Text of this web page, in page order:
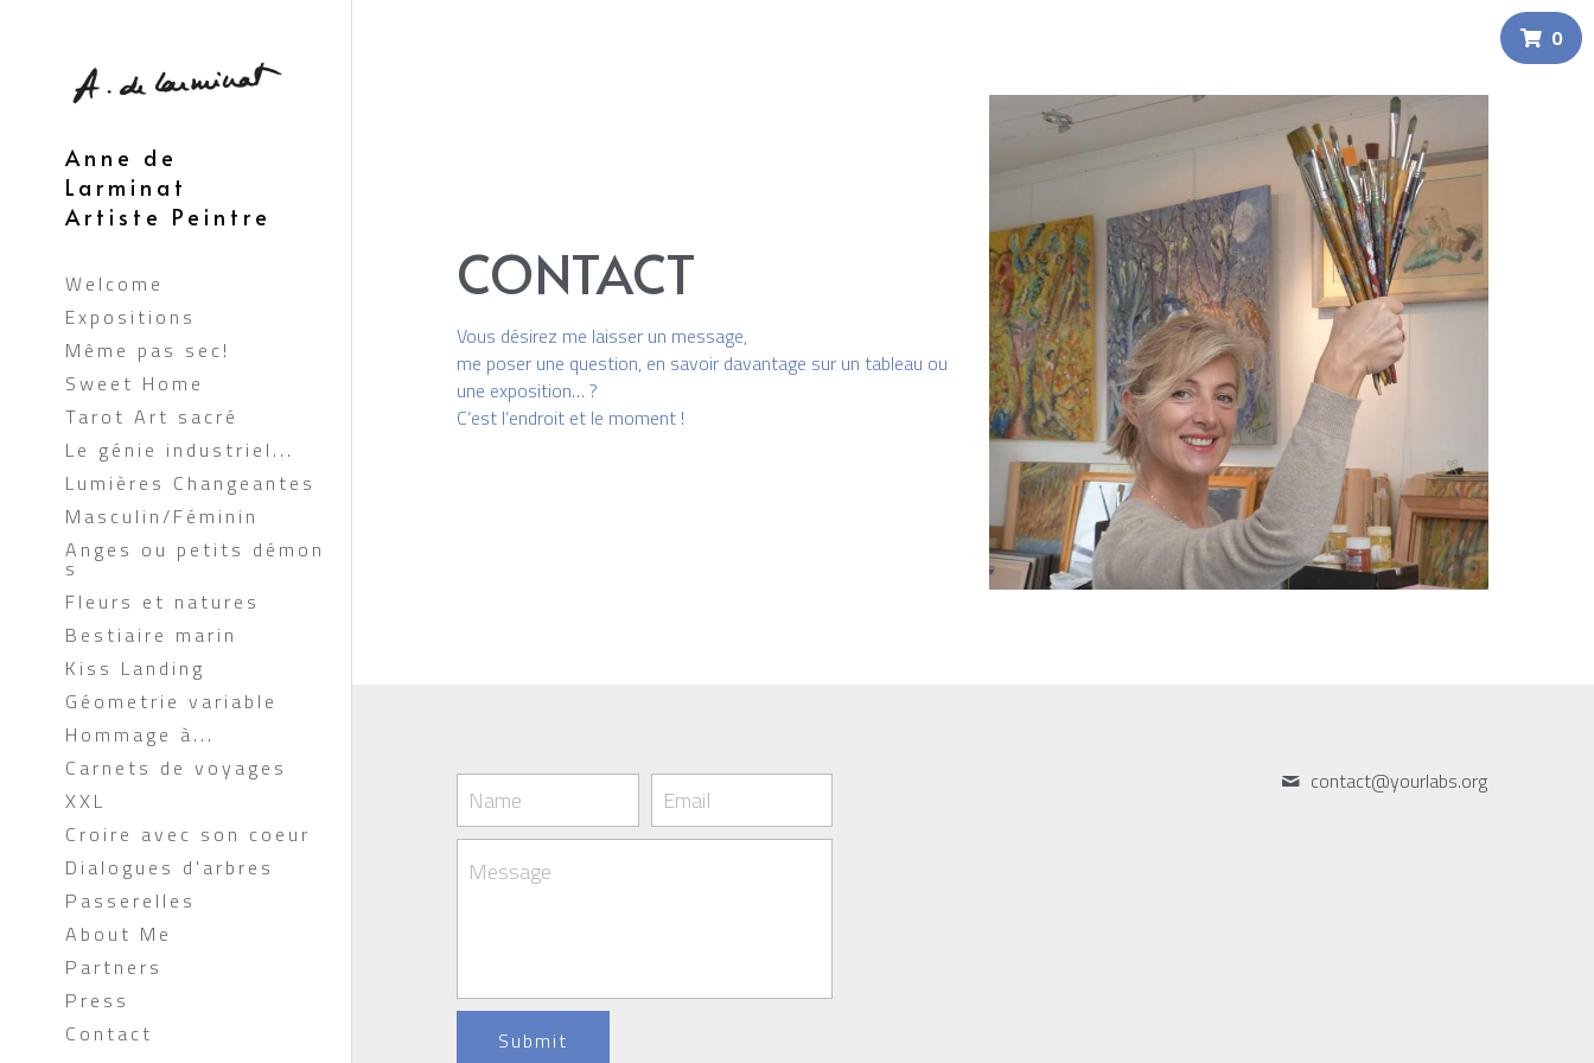
Anne de
Artiste Peintre
Welcome
Même pas sec!
Sweet Home
Tarot Art sacré
Le génie industriel...
Lumières Changeantes
Masculin/Féminin
Anges ou petits démon
s
Fleurs et natures
Bestiaire marin
Kiss Landing
Géometrie variable
Hommage à...
Carnets de voyages
XXL
Croire avec son coeur
Dialogues d'arbres
Passerelles
About Me
Partners
Press
Contact
Vous désirez me laisser un message,
me poser une question, en savoir davantage sur un tableau ou
C’est l’endroit et le moment !
Submit